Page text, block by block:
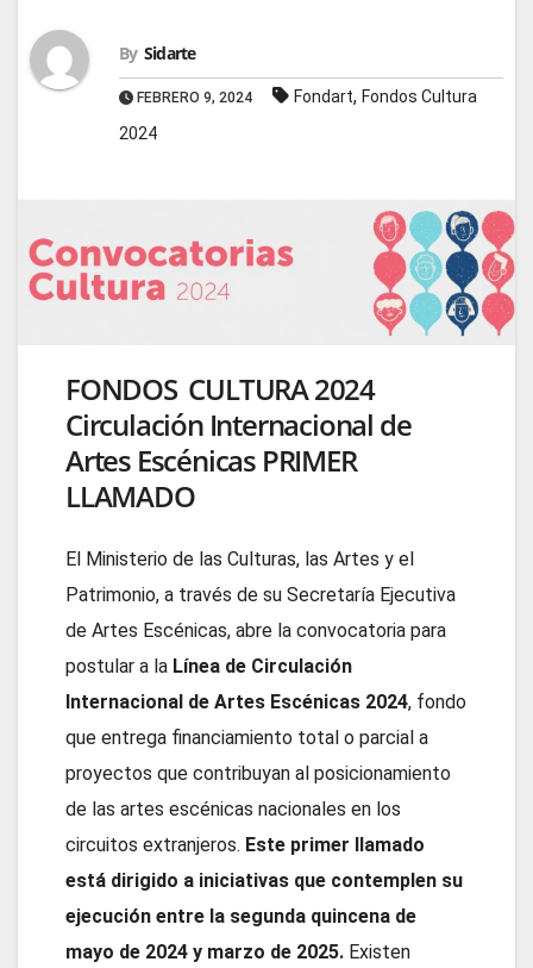
By Sidarte
FEBRERO 9, 2024 Fondart, Fondos Cultura
2024
FONDOS CULTURA 2024
Circulación Internacional de
Artes Escénicas PRIMER
LLAMADO
El Ministerio de las Culturas, las Artes y el
Patrimonio, a través de su Secretaría Ejecutiva
de Artes Escénicas, abre la convocatoria para
postular a la Línea de Circulación
Internacional de Artes Escénicas 2024, fondo
que entrega financiamiento total o parcial a
proyectos que contribuyan al posicionamiento
de las artes escénicas nacionales en los
circuitos extranjeros. Este primer llamado
está dirigido a iniciativas que contemplen su
ejecución entre la segunda quincena de
mayo de 2024 y marzo de 2025. Existen